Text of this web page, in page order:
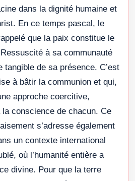
dans la dignité humaine et
En ce temps pascal, le
que la paix constitue le
à sa communauté
tangible de sa présence. C’est
à bâtir la communion et qui,
approche coercitive,
la conscience de chacun. Ce
s’adresse également
un contexte international
où l’humanité entière a
divine. Pour que la terre